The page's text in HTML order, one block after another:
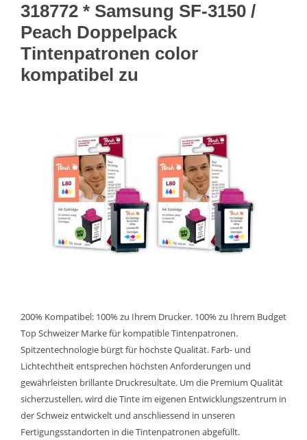
318772 * Samsung SF-3150 /
Peach Doppelpack
Tintenpatronen color
kompatibel zu
200% Kompatibel: 100% zu Ihrem Drucker. 100% zu Ihrem Budget
Top Schweizer Marke für kompatible Tintenpatronen.
Spitzentechnologie bürgt für höchste Qualität. Farb- und
Lichtechtheit entsprechen höchsten Anforderungen und
gewährleisten brillante Druckresultate. Um die Premium Qualität
sicherzustellen, wird die Tinte im eigenen Entwicklungszentrum in
der Schweiz entwickelt und anschliessend in unseren
Fertigungsstandorten in die Tintenpatronen abgefüllt.